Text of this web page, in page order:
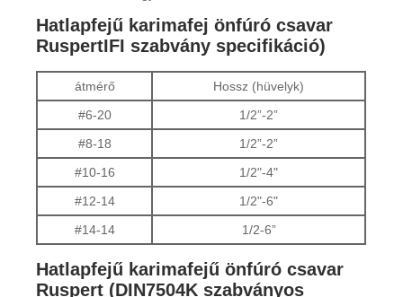
Hatlapfejű karimafej önfúró csavar
RuspertIFI szabvány specifikáció)
átmérő
Hossz (hüvelyk)
#6-20
1/2”-2”
#8-18
1/2”-2”
#10-16
1/2"-4"
#12-14
1/2"-6"
#14-14
1/2-6”
Hatlapfejű karimafejű önfúró csavar
Ruspert (DIN7504K szabványos